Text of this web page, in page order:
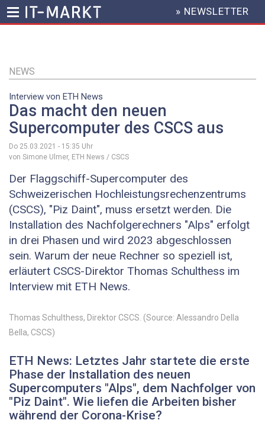
Inhalt
HEADER
MENU
» NEWSLETTER
NEWS
Interview von ETH News
Das macht den neuen
Supercomputer des CSCS aus
Do 25.03.2021 - 15:35 Uhr
von Simone Ulmer, ETH News / CSCS
Der Flaggschiff-​Supercomputer des
Schweizerischen Hochleistungsrechenzentrums
(CSCS), "Piz Daint", muss ersetzt werden. Die
Installation des Nachfolgerechners "Alps" erfolgt
in drei Phasen und wird 2023 abgeschlossen
sein. Warum der neue Rechner so speziell ist,
erläutert CSCS-​Direktor Thomas Schulthess im
Interview mit ETH News.
Thomas Schulthess, Direktor CSCS. (Source: Alessandro Della
Bella, CSCS)
ETH News: Letztes Jahr startete die erste
Phase der Installation des neuen
Supercomputers "Alps", dem Nachfolger von
"Piz Daint". Wie liefen die Arbeiten bisher
während der Corona-​Krise?